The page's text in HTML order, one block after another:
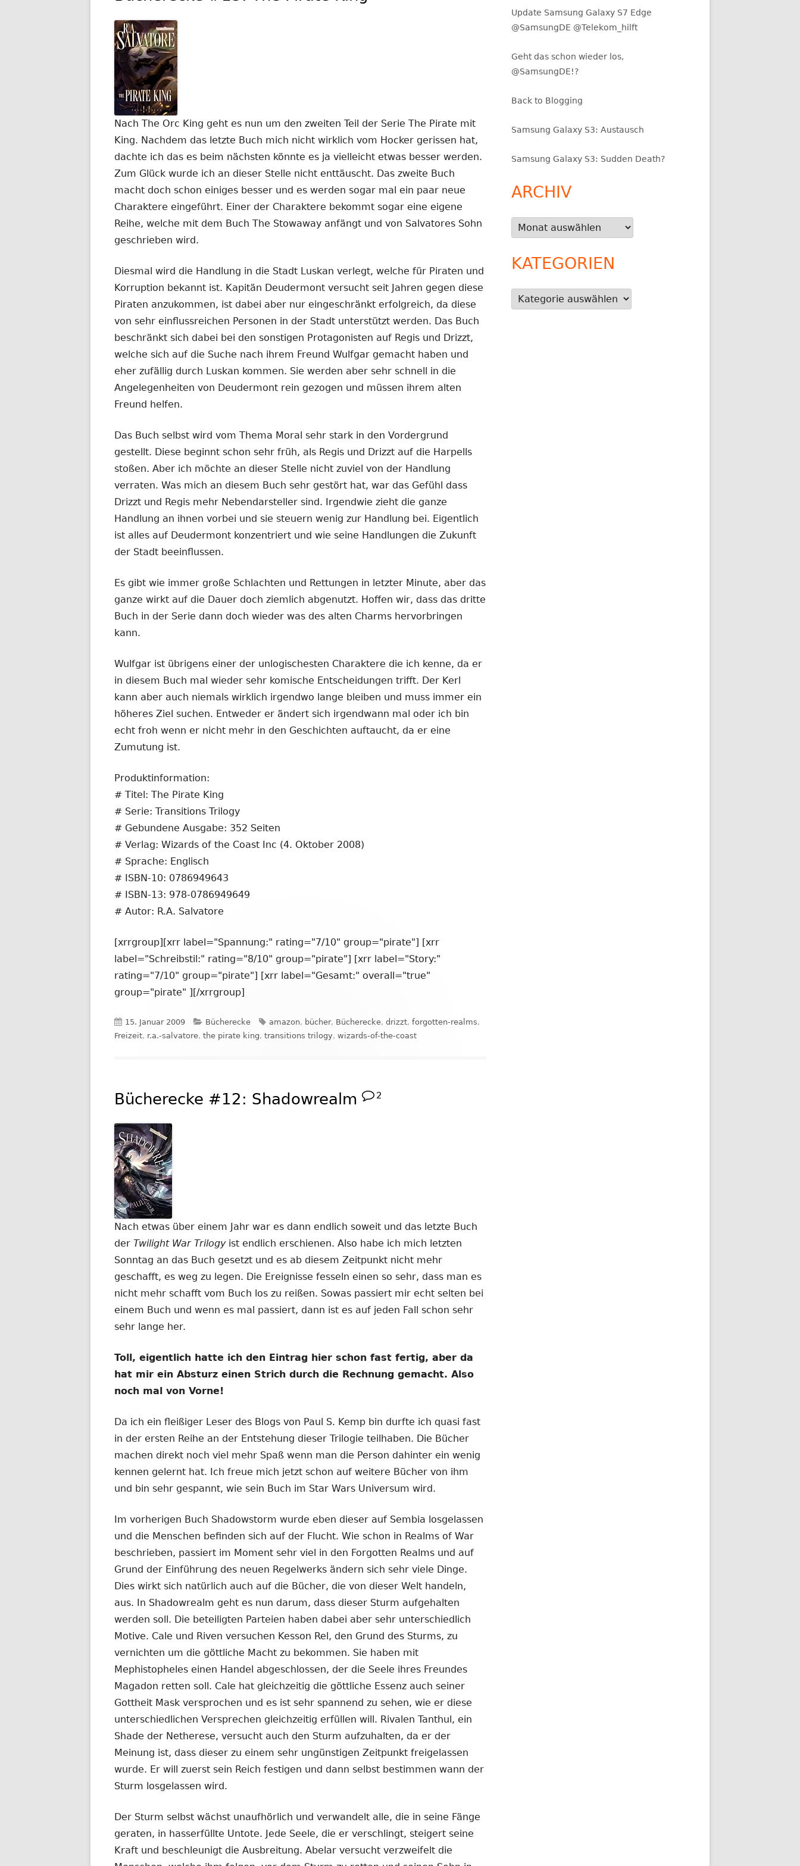
Nach The Orc King geht es nun um den zweiten Teil der Serie The Pirate mit
King. Nachdem das letzte Buch mich nicht wirklich vom Hocker gerissen hat,
dachte ich das es beim nächsten könnte es ja vielleicht etwas besser werden.
Zum Glück wurde ich an dieser Stelle nicht enttäuscht. Das zweite Buch
macht doch schon einiges besser und es werden sogar mal ein paar neue
Charaktere eingeführt. Einer der Charaktere bekommt sogar eine eigene
Reihe, welche mit dem Buch The Stowaway anfängt und von Salvatores Sohn
geschrieben wird.
Diesmal wird die Handlung in die Stadt Luskan verlegt, welche für Piraten und
Korruption bekannt ist. Kapitän Deudermont versucht seit Jahren gegen diese
Piraten anzukommen, ist dabei aber nur eingeschränkt erfolgreich, da diese
von sehr einflussreichen Personen in der Stadt unterstützt werden. Das Buch
beschränkt sich dabei bei den sonstigen Protagonisten auf Regis und Drizzt,
welche sich auf die Suche nach ihrem Freund Wulfgar gemacht haben und
eher zufällig durch Luskan kommen. Sie werden aber sehr schnell in die
Angelegenheiten von Deudermont rein gezogen und müssen ihrem alten
Freund helfen.
Das Buch selbst wird vom Thema Moral sehr stark in den Vordergrund
gestellt. Diese beginnt schon sehr früh, als Regis und Drizzt auf die Harpells
stoßen. Aber ich möchte an dieser Stelle nicht zuviel von der Handlung
verraten. Was mich an diesem Buch sehr gestört hat, war das Gefühl dass
Drizzt und Regis mehr Nebendarsteller sind. Irgendwie zieht die ganze
Handlung an ihnen vorbei und sie steuern wenig zur Handlung bei. Eigentlich
ist alles auf Deudermont konzentriert und wie seine Handlungen die Zukunft
der Stadt beeinflussen.
Es gibt wie immer große Schlachten und Rettungen in letzter Minute, aber das
ganze wirkt auf die Dauer doch ziemlich abgenutzt. Hoffen wir, dass das dritte
Buch in der Serie dann doch wieder was des alten Charms hervorbringen
kann.
Wulfgar ist übrigens einer der unlogischesten Charaktere die ich kenne, da er
in diesem Buch mal wieder sehr komische Entscheidungen trifft. Der Kerl
kann aber auch niemals wirklich irgendwo lange bleiben und muss immer ein
höheres Ziel suchen. Entweder er ändert sich irgendwann mal oder ich bin
echt froh wenn er nicht mehr in den Geschichten auftaucht, da er eine
Zumutung ist.
Produktinformation:
# Titel: The Pirate King
# Serie: Transitions Trilogy
# Gebundene Ausgabe: 352 Seiten
# Verlag: Wizards of the Coast Inc (4. Oktober 2008)
# Sprache: Englisch
# ISBN-10: 0786949643
# ISBN-13: 978-0786949649
# Autor: R.A. Salvatore
[xrrgroup][xrr label="Spannung:" rating="7/10" group="pirate"] [xrr
label="Schreibstil:" rating="8/10" group="pirate"] [xrr label="Story:"
rating="7/10" group="pirate"] [xrr label="Gesamt:" overall="true"
group="pirate" ][/xrrgroup]
Veröffentlicht
am
15. Januar 2009 Kategorien
Bücherecke Schlagwörter
amazon, bücher, Bücherecke, drizzt, forgotten-realms,
Freizeit, r.a.-salvatore, the pirate king, transitions trilogy, wizards-of-the-coast
Bücherecke #12: Shadowrealm 2
Nach etwas über einem Jahr war es dann endlich soweit und das letzte Buch
der Twilight War Trilogyist endlich erschienen. Also habe ich mich letzten
Sonntag an das Buch gesetzt und es ab diesem Zeitpunkt nicht mehr
geschafft, es weg zu legen. Die Ereignisse fesseln einen so sehr, dass man es
nicht mehr schafft vom Buch los zu reißen. Sowas passiert mir echt selten bei
einem Buch und wenn es mal passiert, dann ist es auf jeden Fall schon sehr
sehr lange her.
Toll, eigentlich hatte ich den Eintrag hier schon fast fertig, aber da
hat mir ein Absturz einen Strich durch die Rechnung gemacht. Also
noch mal von Vorne!
Da ich ein fleißiger Leser des Blogs von Paul S. Kemp bin durfte ich quasi fast
in der ersten Reihe an der Entstehung dieser Trilogie teilhaben. Die Bücher
machen direkt noch viel mehr Spaß wenn man die Person dahinter ein wenig
kennen gelernt hat. Ich freue mich jetzt schon auf weitere Bücher von ihm
und bin sehr gespannt, wie sein Buch im Star Wars Universum wird.
Im vorherigen Buch Shadowstorm wurde eben dieser auf Sembia losgelassen
und die Menschen befinden sich auf der Flucht. Wie schon in Realms of War
beschrieben, passiert im Moment sehr viel in den Forgotten Realms und auf
Grund der Einführung des neuen Regelwerks ändern sich sehr viele Dinge.
Dies wirkt sich natürlich auch auf die Bücher, die von dieser Welt handeln,
aus. In Shadowrealm geht es nun darum, dass dieser Sturm aufgehalten
werden soll. Die beteiligten Parteien haben dabei aber sehr unterschiedlich
Motive. Cale und Riven versuchen Kesson Rel, den Grund des Sturms, zu
vernichten um die göttliche Macht zu bekommen. Sie haben mit
Mephistopheles einen Handel abgeschlossen, der die Seele ihres Freundes
Magadon retten soll. Cale hat gleichzeitig die göttliche Essenz auch seiner
Gottheit Mask versprochen und es ist sehr spannend zu sehen, wie er diese
unterschiedlichen Versprechen gleichzeitig erfüllen will. Rivalen Tanthul, ein
Shade der Netherese, versucht auch den Sturm aufzuhalten, da er der
Meinung ist, dass dieser zu einem sehr ungünstigen Zeitpunkt freigelassen
wurde. Er will zuerst sein Reich festigen und dann selbst bestimmen wann der
Sturm losgelassen wird.
Der Sturm selbst wächst unaufhörlich und verwandelt alle, die in seine Fänge
geraten, in hasserfüllte Untote. Jede Seele, die er verschlingt, steigert seine
Kraft und beschleunigt die Ausbreitung. Abelar versucht verzweifelt die
Update Samsung Galaxy S7 Edge
@SamsungDE @Telekom_hilft
Geht das schon wieder los,
@SamsungDE!?
Back to Blogging
Samsung Galaxy S3: Austausch
Samsung Galaxy S3: Sudden Death?
ARCHIV
Archiv
KATEGORIEN
Kategorien